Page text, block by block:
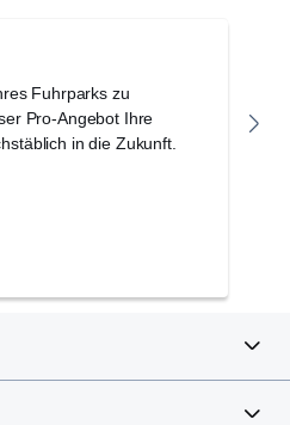
Fuhrparks zu
Pro-Angebot Ihre
in die Zukunft.